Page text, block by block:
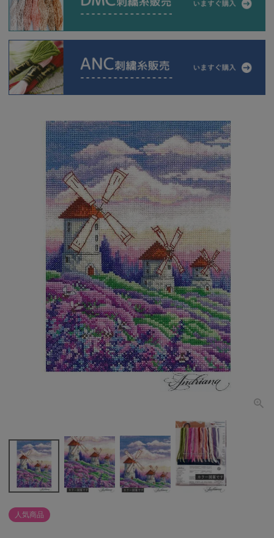
当店について
よくあるご質問
ご利用ガイド
返品特約について
新規会員登録
会員規約について
特定商取引法について
個人情報取り扱いについて
閉じる
人気商品